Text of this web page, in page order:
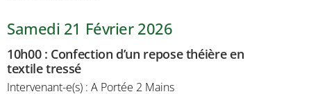
Samedi 21 Février 2026
10h00: Confection d’un repose théière en
textile tressé
Intervenant-e(s) : A Portée 2 Mains